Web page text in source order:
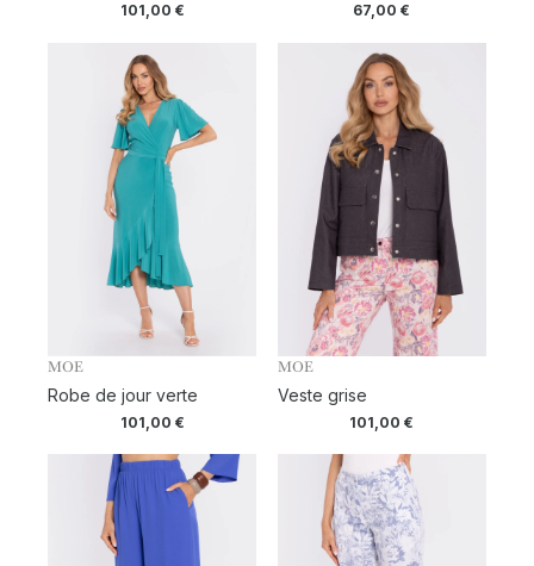
101,00 € 67,00€
MOE
Robe de jour verte
101,00 €
MOE
Veste grise
101,00€